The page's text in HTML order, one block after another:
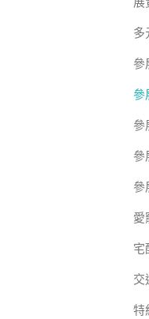
多
參
參
參
參
參
愛
宅
交
特